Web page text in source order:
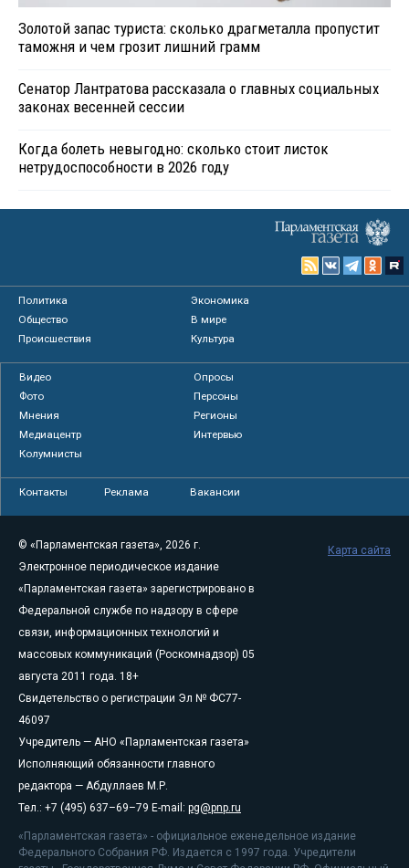
Золотой запас туриста: сколько драгметалла пропустит
таможня и чем грозит лишний грамм
Сенатор Лантратова рассказала о главных социальных
законах весенней сессии
Когда болеть невыгодно: сколько стоит листок
нетрудоспособности в 2026 году
Политика
Экономика
Общество
В мире
Происшествия
Культура
Видео
Опросы
Фото
Персоны
Мнения
Регионы
Медиацентр
Интервью
Колумнисты
Контакты Реклама Вакансии
© «Парламентская газета», 2026 г.
Электронное периодическое издание
«Парламентская газета» зарегистрировано в
Федеральной службе по надзору в сфере
связи, информационных технологий и
массовых коммуникаций (Роскомнадзор) 05
августа 2011 года. 18+
Свидетельство о регистрации Эл № ФС77-
46097
Учредитель — АНО «Парламентская газета»
Исполняющий обязанности главного
редактора — Абдуллаев М.Р.
Тел.: +7 (495) 637–69–79 E-mail: pg@pnp.ru
«Парламентская газета» - официальное еженедельное издание
Федерального Собрания РФ. Издается с 1997 года. Учредители
Карта сайта